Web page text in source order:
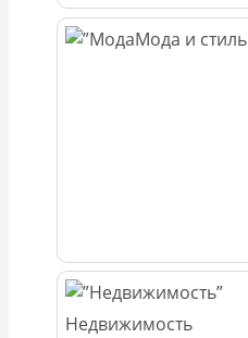
Мода и стиль
Недвижимость